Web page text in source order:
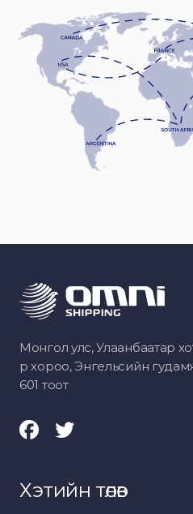
Монгол улс, Улаанбаатар
р хороо, Энгельсийн
601 тоот
Хэтийн төлөв